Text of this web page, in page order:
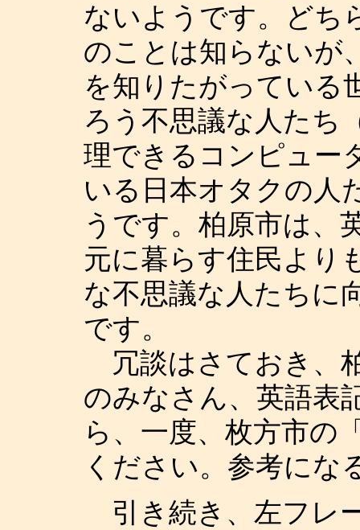
ないようです。どち
のことは知らないが
を知りたがっている
ろう不思議な人たち
理できるコンピュー
いる日本オタクの人
うです。柏原市は、
元に暮らす住民より
な不思議な人たちに
です。
冗談はさておき、
のみなさん、英語表
ら、一度、枚方市の
ください。参考にな
引き続き、左フレ